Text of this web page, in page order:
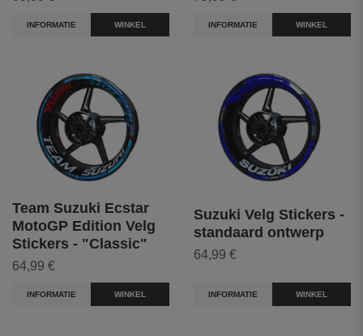
INFORMATIE WINKEL INFORMATIE WINKEL
Team Suzuki Ecstar
MotoGP Edition Velg
Stickers - "Classic"
64,99 €
INFORMATIE WINKEL
Suzuki Velg Stickers -
standaard ontwerp
64,99 €
INFORMATIE WINKEL